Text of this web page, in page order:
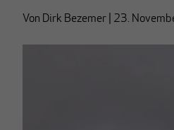
Von Dirk Bezemer 23.